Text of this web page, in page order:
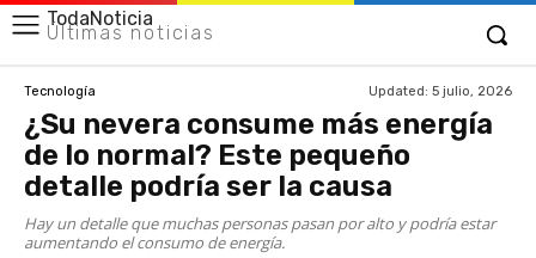
TodaNoticia
Últimas noticias
Tecnología Updated: 5 julio, 2026
¿Su nevera consume más energía
de lo normal? Este pequeño
detalle podría ser la causa
Hay un detalle que muchas personas pasan por alto y podría estar
aumentando el consumo de energía.